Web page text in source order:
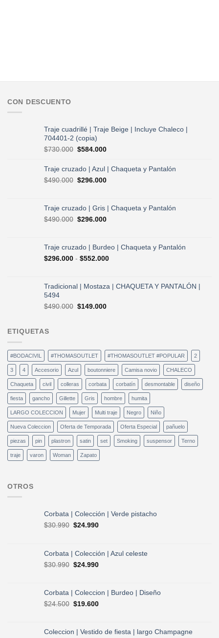
CON DESCUENTO
Traje cuadrillé | Traje Beige | Incluye Chaleco |
704401-2 (copia)
$730.000 El
original
era:
$730.000.
$584.000El
actual
es:
Traje cruzado | Azul | Chaqueta y Pantalón
$490.000 El
era:
$490.000.
$296.000El
es:
Traje cruzado | Gris | Chaqueta y Pantalón
$490.000 El
era:
$490.000.
$296.000El
es:
$296.000.
Traje cruzado | Burdeo | Chaqueta y Pantalón
$296.000 - $552.000Rango
desde
Tradicional | Mostaza | CHAQUETA Y PANTALÓN |
5494
$490.000 El
$149.000El
ETIQUETAS
#BODACIVIL #THOMASOUTLET #THOMASOUTLET #POPULAR 2
3 4 Accesorio Azul boutonniere Camisa novio CHALECO
Chaqueta civil colleras corbata corbatín desmontable diseño
fiesta gancho Gillette Gris hombre humita
LARGO COLECCION Mujer Multi traje Negro Niño
Nueva Coleccion Oferta de Temporada Oferta Especial pañuelo
piezas pin plastron satin set Smoking suspensor Terno
traje varon Woman Zapato
OTROS
Corbata | Colección | Verde pistacho
$30.990 El
era:
$30.990.
$24.990El
es:
$24.990.
Corbata | Colección | Azul celeste
$30.990 El
era:
$30.990.
$24.990El
es:
Corbata | Coleccion | Burdeo | Diseño
$24.500 El
era:
$19.600El
es:
Coleccion | Vestido de fiesta | largo Champagne